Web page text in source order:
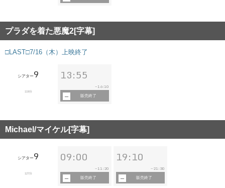
プラダを着た悪魔2[字幕]
□LAST□7/16（木）上映終了
シアター9
119分
13:55
~16:10
販売終了
Michael/マイケル[字幕]
シアター9
127分
09:00
~11:20
販売終了
19:10
~ 21:30
販売終了